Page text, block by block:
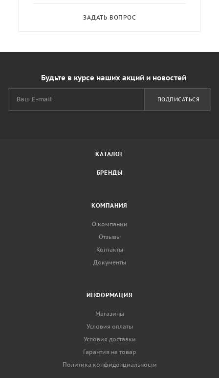
ЗАДАТЬ ВОПРОС
Будьте в курсе наших акций и новостей
ПОДПИСАТЬСЯ
КАТАЛОГ
БРЕНДЫ
КОМПАНИЯ
О компании
Отзывы
Контакты
Документы
ИНФОРМАЦИЯ
Магазины
Условия оплаты
Условия доставки
Гарантия на товар
Политика конфиденциальности